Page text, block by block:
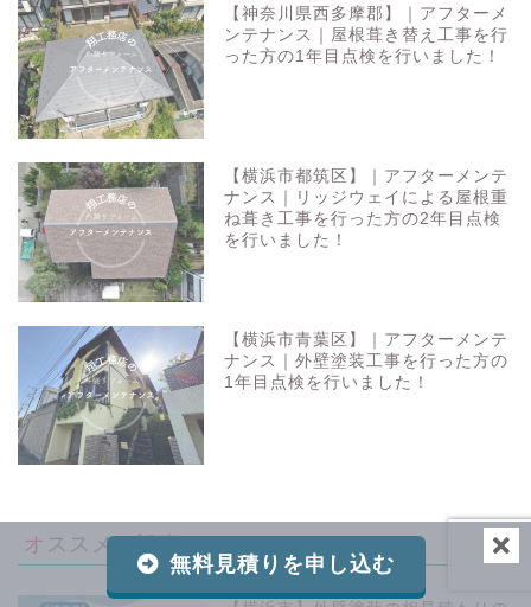
【神奈川県西多摩郡】｜アフターメ
ンテナンス｜屋根葺き替え工事を行
った方の1年目点検を行いました！
【横浜市都筑区】｜アフターメンテ
ナンス｜リッジウェイによる屋根重
ね葺き工事を行った方の2年目点検
を行いました！
【横浜市青葉区】｜アフターメンテ
ナンス｜外壁塗装工事を行った方の
1年目点検を行いました！
オススメの記事
無料見積りを申し込む